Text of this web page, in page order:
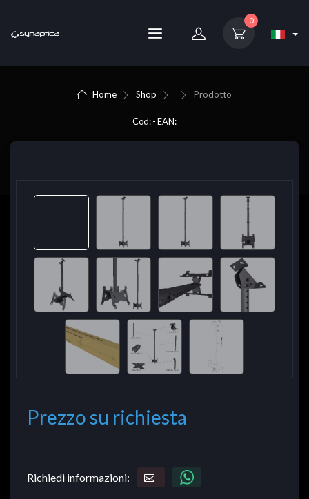
0
Home Shop Prodotto
Cod: - EAN:
Prezzo su richiesta
Richiedi informazioni: